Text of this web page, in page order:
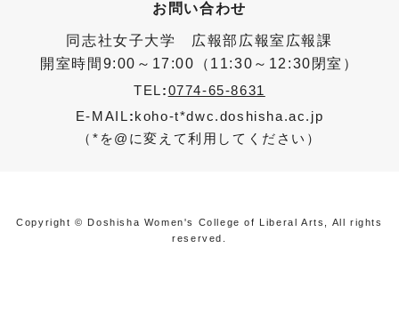
お問い合わせ
同志社女子大学 広報部広報室広報課
開室時間9:00～17:00（11:30～12:30閉室）
TEL:0774-65-8631
E-MAIL:koho-t*dwc.doshisha.ac.jp
（*を@に変えて利用してください）
Copyright © Doshisha Women's College of Liberal Arts, All rights
reserved.